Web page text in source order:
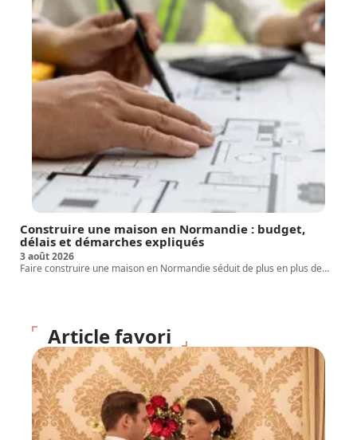
Construire une maison en Normandie : budget,
délais et démarches expliqués
3 août 2026
Faire construire une maison en Normandie séduit de plus en plus de…
Article favori